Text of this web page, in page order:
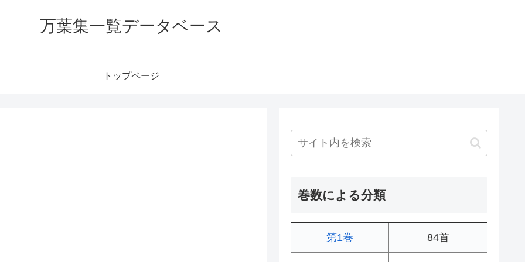
万葉集一覧データベース
トップページ
巻数による分類
第1巻 84首